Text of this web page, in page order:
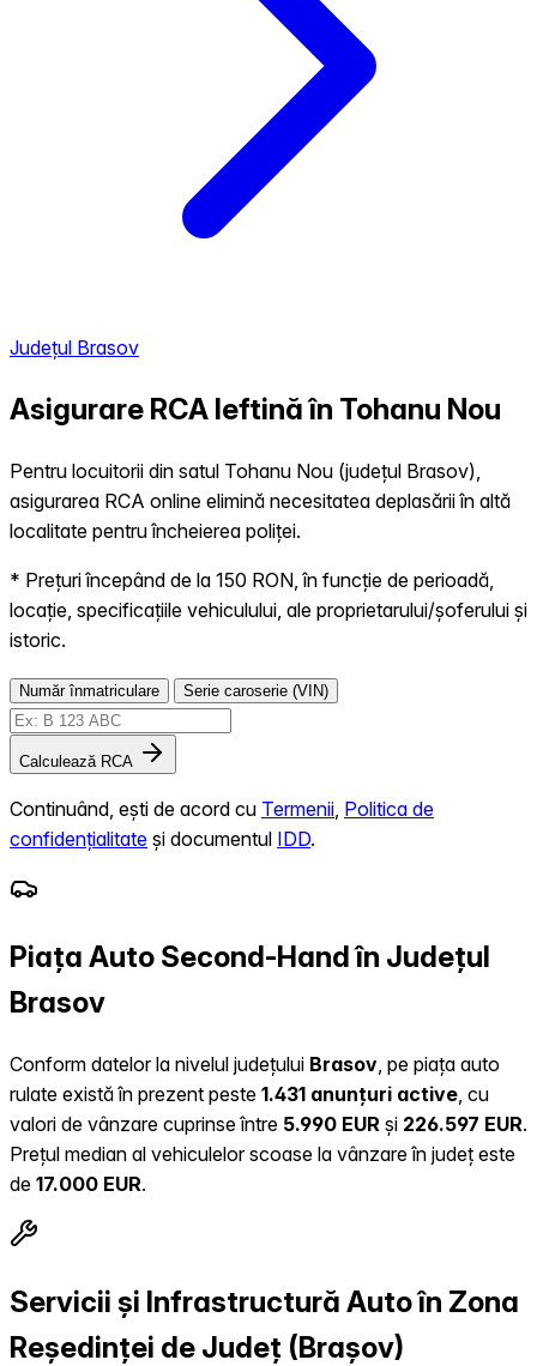
Județul Brasov
Asigurare RCA Ieftină în Tohanu Nou
Pentru locuitorii din satul Tohanu Nou (județul Brasov),
asigurarea RCA online elimină necesitatea deplasării în altă
localitate pentru încheierea poliței.
* Prețuri începând de la 150 RON, în funcție de perioadă,
locație, specificațiile vehiculului, ale proprietarului/șoferului și
istoric.
Număr înmatriculare Serie caroserie (VIN)
Calculează RCA
Continuând, ești de acord cu Termenii Politica de
confidențialitate și documentul IDD.
Piața Auto Second-Hand în Județul
Brasov
Conform datelor la nivelul județului Brasov , pe piața auto
rulate există în prezent peste 1.431 anunțuri active , cu
valori de vânzare cuprinse între 5.990 EUR și 226.597 EUR.
Prețul median al vehiculelor scoase la vânzare în județ este
de 17.000 EUR.
Servicii și Infrastructură Auto în Zona
Reședinței de Județ (Brașov)